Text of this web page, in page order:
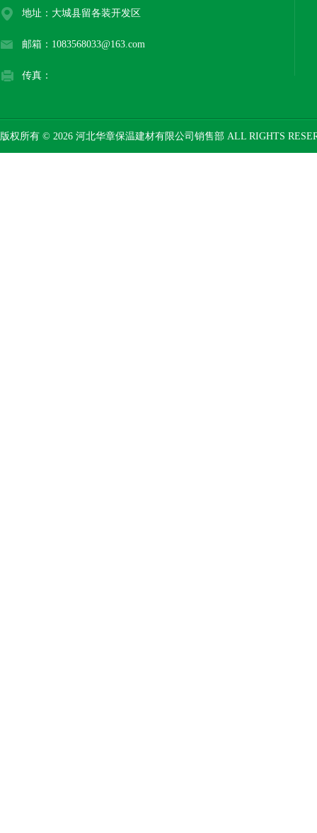
地址：大城县留各装开发区
邮箱：1083568033@163.com
传真：
版权所有 © 2026 河北华章保温建材有限公司销售部 ALL RIGHTS